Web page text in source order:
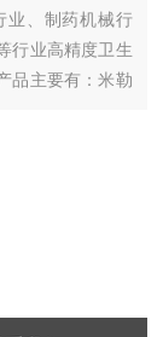
业、制药机械行
行业高精度卫生
品主要有：米勒
大小头，ISO法